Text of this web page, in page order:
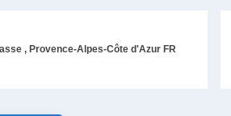
, Provence-Alpes-Côte d'Azur FR